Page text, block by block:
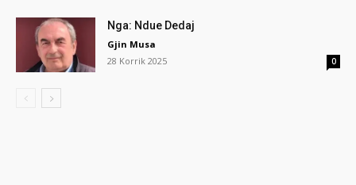
Nga: Ndue Dedaj
Gjin Musa
28 Korrik 2025
0